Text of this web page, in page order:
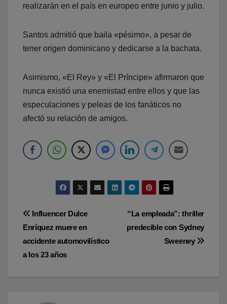
realizarán en el país en europeo entre junio y julio.
Santos admitió que baila «pésimo», a pesar de
tener origen dominicano y dedicarse a la bachata.
Asimismo, «El Rey» y «El Príncipe» afirmaron que
nunca existió una enemistad entre ellos y que las
especulaciones y peleas de los fanáticos no
afectó su relación de amigos.
Navegación
de
entradas
“La empleada”: thriller
predecible con Sydney
Sweeney
Influencer Dulce
Enríquez muere en
accidente automovilístico
a los 23 años